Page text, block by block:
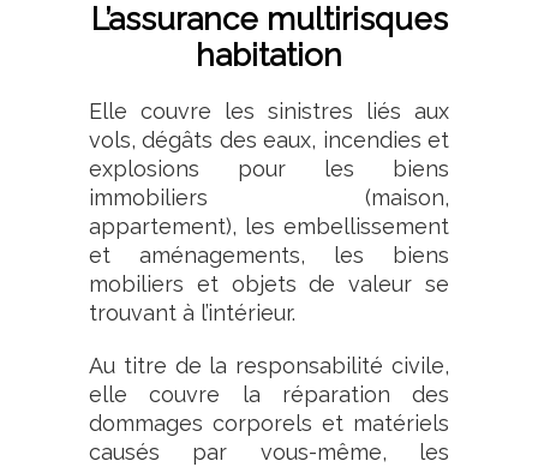
L’assurance multirisques
habitation
Elle couvre les sinistres liés aux
vols, dégâts des eaux, incendies et
explosions pour les biens
immobiliers (maison,
appartement), les embellissement
et aménagements, les biens
mobiliers et objets de valeur se
trouvant à l’intérieur.
Au titre de la responsabilité civile,
elle couvre la réparation des
dommages corporels et matériels
causés par vous-même, les